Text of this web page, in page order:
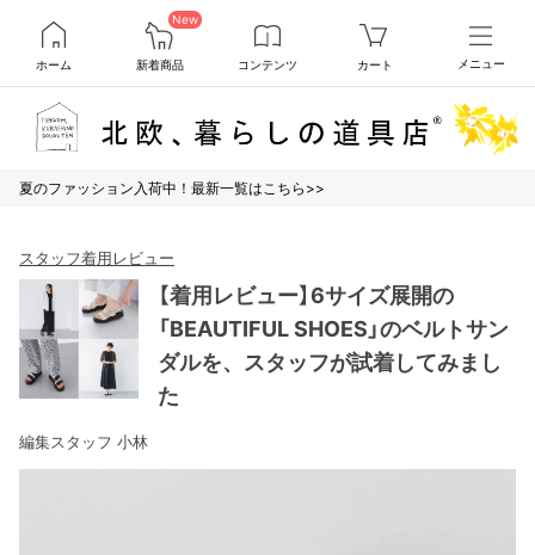
ホーム
New
新着商品 コンテンツ カート メニュー
夏のファッション入荷中！最新一覧はこちら>>
スタッフ着用レビュー
【着用レビュー】6サイズ展開の
「BEAUTIFUL SHOES」のベルトサン
ダルを、スタッフが試着してみまし
た
編集スタッフ 小林